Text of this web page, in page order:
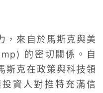
，來自於馬斯克與美
的密切關係。自
斯克在政策與科技領
資人對推特充滿信